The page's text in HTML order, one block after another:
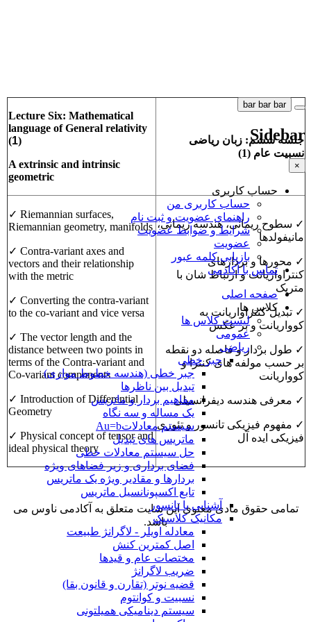
bar bar bar
Sidebar
×
حساب کاربری
حساب کاربری من
راهنمای عضویت و ثبت نام
شرایط و ضوابط عضویت
عضویت
بازیابی کلمه عبور
تماس با آکادمی
صفحه اصلی
کلاس ها
لیست کلاس ها
عمومی
ریاضی
جبر خطی
جبر خطى (هندسه خطوط موازى)
تبدیل بین ناظرها
مفاهیم بردار و ماتریس
یک مساله و سه نگاه
سیستم معادلاتAu=b
ماتریس های تبدیل
حل سیستم معادلات خطی
فضای برداری و زیر فضاهای ویژه
بردارها و مقادیر ویژه یک ماتریس
تابع اکسپونانسیل ماتریس
آشنایی با تانسور
مکانیک کلاسیک
معادله اویلر - لاگرانژ طبیعت
اصل کمترین کنش
مختصات عام و قیدها
ضریب لاگرانژ
قضیه نوتر (تقارن و قانون بقا)
نسبیت و کوانتوم
سیستم دینامیکی همیلتونی
جلسه ششم: زبان ریاضی
نسبیت عام (1)
Lecture Six: Mathematical
language of General relativity
(1)
A extrinsic and intrinsic
geometric
✓ سطوح ریمانی، هندسه ریمانی،
مانیفولدها
✓ محورها و بردارهای
کنتراواریانت و ارتباط شان با
متریک
✓ تبدیل کنتراواریانت به
کوواریانت و بر عکس
✓ طول بردار و فاصله دو نقطه
بر حسب مولفه های کنترا و
کوواریانت
✓ معرفی هندسه دیفرانسیلی
✓ مفهوم فیزیکی تانسور و تئوری
فیزیکی ایده آل
✓ Riemannian surfaces,
Riemannian geometry, manifolds
✓ Contra-variant axes and
vectors and their relationship
with the metric
✓ Converting the contra-variant
to the co-variant and vice versa
✓ The vector length and the
distance between two points in
terms of the Contra-variant and
Co-variant components
✓ Introduction of Differential
Geometry
✓ Physical concept of tensor and
ideal physical theory
تمامی حقوق مادی معنوی این سایت متعلق به آکادمی ناوس می
باشد.